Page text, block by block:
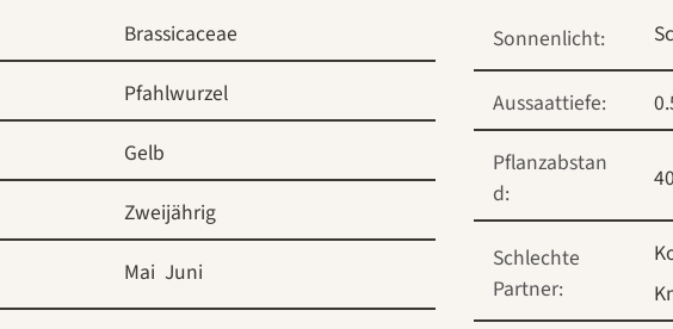
Brassicaceae
Pfahlwurzel
Gelb
Zweijährig
Mai Juni
Sonnenlicht:
Aussaattiefe:
Pflanzabstan
d:
Schlechte
Partner: